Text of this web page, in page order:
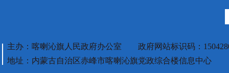
主办：喀喇沁旗人民政府办公室 政府网站标识码：
地址：内蒙古自治区赤峰市喀喇沁旗党政综合楼信息中心